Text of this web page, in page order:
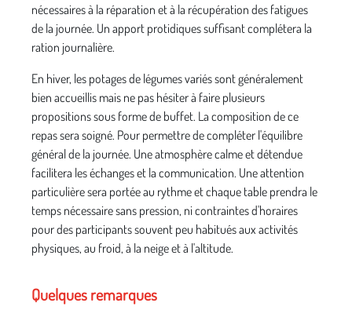
nécessaires à la réparation et à la récupération des fatigues
de la journée. Un apport protidiques suffisant complétera la
ration journalière.
En hiver, les potages de légumes variés sont généralement
bien accueillis mais ne pas hésiter à faire plusieurs
propositions sous forme de buffet. La composition de ce
repas sera soigné. Pour permettre de compléter l'équilibre
général de la journée. Une atmosphère calme et détendue
facilitera les échanges et la communication. Une attention
particulière sera portée au rythme et chaque table prendra le
temps nécessaire sans pression, ni contraintes d'horaires
pour des participants souvent peu habitués aux activités
physiques, au froid, à la neige et à l'altitude.
Quelques remarques